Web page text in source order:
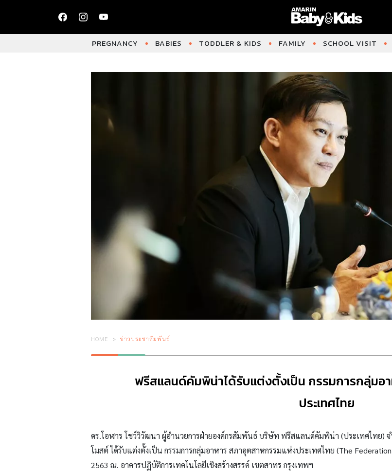
PREGNANCY BABIES TODDLER & KIDS FAMILY SCHOOL VISIT
HOME ข่าวประชาสัมพันธ์
ฟรีสแลนด์คัมพิน่าได้รับแต่งตั้งเป็น กรรมการกลุ่มอ
ประเทศไทย
ดร.โอฬาร โชว์วิวัฒนา ผู้อำนวยการฝ่ายองค์กรสัมพันธ์ บริษัท ฟรีสแลนด์คัมพิน่า (ประเทศไทย
โมสต์ ได้รับแต่งตั้งเป็น กรรมการกลุ่มอาหาร สภาอุตสาหกรรมแห่งประเทศไทย (The
2563 ณ. อาคารปฏิบัติการเทคโนโลยีเชิงสร้างสรรค์ เขตสาทร กรุงเทพฯ